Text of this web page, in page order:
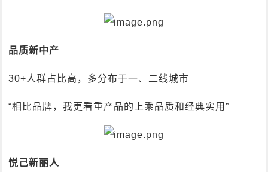
品质新中产
30+人群占比高，多分布于一、二线城市
“相比品牌，我更看重产品的上乘品质和经典实用”
悦己新丽人